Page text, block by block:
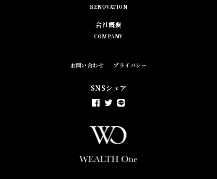
RENOVATION
会社概要
COMPANY
お問い合わせ プライバシー
SNSシェア